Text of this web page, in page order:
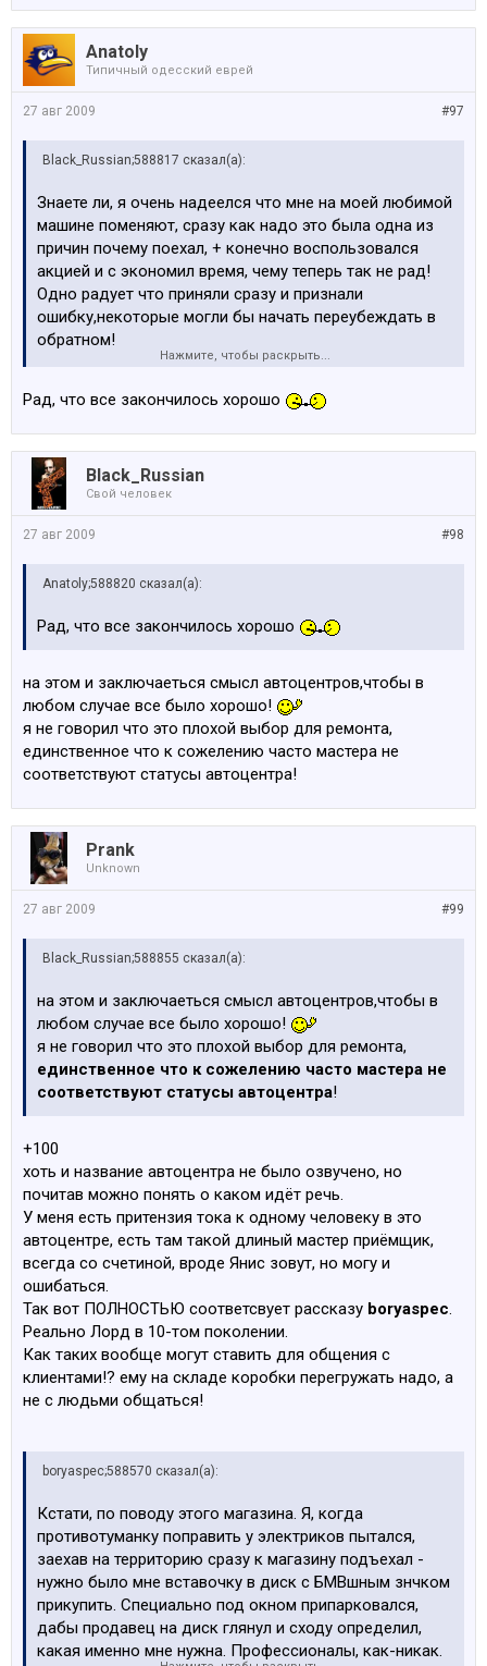
Anatoly
Типичный одесский еврей
#97
27 авг 2009
Black_Russian;588817 сказал(а):
Знаете ли, я очень надеелся что мне на моей любимой
машине поменяют, сразу как надо это была одна из
причин почему поехал, + конечно воспользовался
акцией и с экономил время, чему теперь так не рад!
Одно радует что приняли сразу и признали
ошибку,некоторые могли бы начать переубеждать в
обратном!
Было все именно так как я написал, рассказать
сказал что после замены буксы машина вся
поцарапанна!
Чинил меня тот который не работал в понедельник, и
я не настаивал на том чтобы человек выходил в не
рабочий день и дождался вторника!
Нажмите, чтобы раскрыть...
Рад, что все закончилось хорошо
Black_Russian
Свой человек
#98
27 авг 2009
Anatoly;588820 сказал(а):
Рад, что все закончилось хорошо
на этом и заключаеться смысл автоцентров,чтобы в
любом случае все было хорошо!
я не говорил что это плохой выбор для ремонта,
единственное что к сожелению часто мастера не
соответствуют статусы автоцентра!
Prank
Unknown
#99
27 авг 2009
Black_Russian;588855 сказал(а):
на этом и заключаеться смысл автоцентров,чтобы в
любом случае все было хорошо!
я не говорил что это плохой выбор для ремонта,
единственное что к сожелению часто мастера не
соответствуют статусы автоцентра!
+100
хоть и название автоцентра не было озвучено, но
почитав можно понять о каком идёт речь.
У меня есть притензия тока к одному человеку в это
автоцентре, есть там такой длиный мастер приёмщик,
всегда со счетиной, вроде Янис зовут, но могу и
ошибаться.
Так вот ПОЛНОСТЬЮ соответсвует рассказу boryaspec.
Реально Лорд в 10-том поколении.
Как таких вообще могут ставить для общения с
клиентами!? ему на складе коробки перегружать надо, а
не с людьми общаться!
boryaspec;588570 сказал(а):
Кстати, по поводу этого магазина. Я, когда
противотуманку поправить у электриков пытался,
заехав на территорию сразу к магазину подъехал -
нужно было мне вставочку в диск с БМВшным знчком
прикупить. Специально под окном припарковался,
дабы продавец на диск глянул и сходу определил,
какая именно мне нужна. Профессионалы, как-никак.